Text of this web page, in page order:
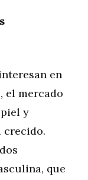
en
el mercado
y
crecido.
que